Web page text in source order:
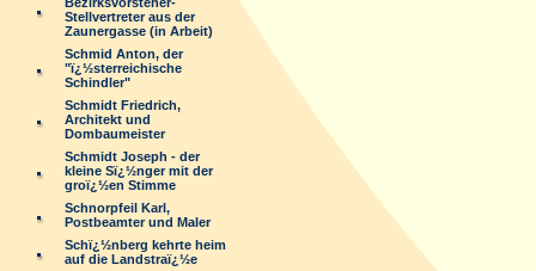
Stellvertreter aus der
Zaunergasse (in Arbeit)
Schmid Anton, der
"ï¿½sterreichische
Schindler"
Schmidt Friedrich,
Architekt und
Dombaumeister
Schmidt Joseph - der
kleine Sï¿½nger mit der
groï¿½en Stimme
Schnorpfeil Karl,
Postbeamter und Maler
Schï¿½nberg kehrte heim
auf die Landstraï¿½e